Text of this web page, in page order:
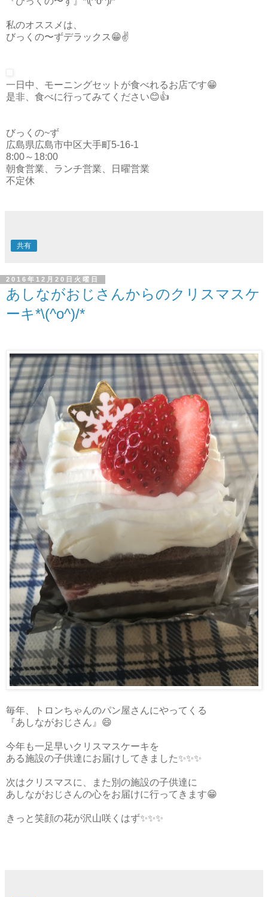
私のオススメは、
びっくの〜ずデラックス😁✌️️
一日中、モーニングセットが食べれるお店です😁
是非、食べに行ってみてください😊👍
びっくの~ず
広島県広島市中区大手町5-16-1
8:00～18:00
朝食営業、ランチ営業、日曜営業
不定休
共有
2016年12月20日火曜日
あしながおじさんからのクリスマスケ
ーキ*\(^o^)/*
毎年、トロンちゃんのパン屋さんにやってくる
『あしながおじさん』😄
今年も一足早いクリスマスケーキを
ある施設の子供達にお届けしてきました✨✨✨
次はクリスマスに、また別の施設の子供達に
あしながおじさんの心をお届けに行ってきます😁
きっと笑顔の花が沢山咲くはず✨✨✨